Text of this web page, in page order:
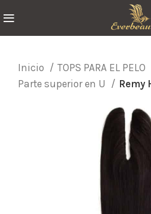
Inicio
TOPS PARA EL PELO
Parte superior en U
Remy